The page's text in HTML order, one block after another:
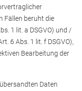
Fällen beruht die
1 lit. a DSGVO) und /
6 Abs. 1 lit. f DSGVO),
Bearbeitung der
Daten